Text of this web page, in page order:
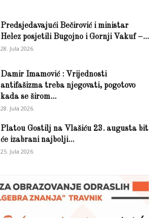
Predsjedavajući Bečirović i ministar
Helez posjetili Bugojno i Gornji Vakuf –...
28. Jula 2026.
Damir Imamović : Vrijednosti
antifašizma treba njegovati, pogotovo
kada se širom...
28. Jula 2026.
Platou Gostilj na Vlašiću 23. augusta bit
će izabrani najbolji...
25. Jula 2026.